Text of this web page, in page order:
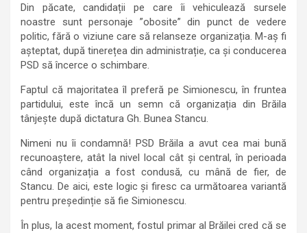
Din păcate, candidații pe care îi vehiculează sursele
noastre sunt personaje ”obosite” din punct de vedere
politic, fără o viziune care să relanseze organizația. M-aș fi
așteptat, după tinerețea din administrație, ca și conducerea
PSD să încerce o schimbare.
Faptul că majoritatea îl preferă pe Simionescu, în fruntea
partidului, este încă un semn că organizația din Brăila
tânjește după dictatura Gh. Bunea Stancu.
Nimeni nu îi condamnă! PSD Brăila a avut cea mai bună
recunoaștere, atât la nivel local cât și central, în perioada
când organizația a fost condusă, cu mână de fier, de
Stancu. De aici, este logic și firesc ca următoarea variantă
pentru președinție să fie Simionescu.
În plus, la acest moment, fostul primar al Brăilei cred că se